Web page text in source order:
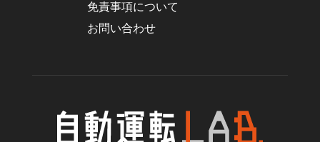
免責事項について
お問い合わせ